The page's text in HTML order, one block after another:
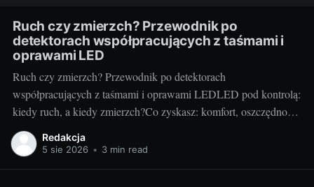
Ruch czy zmierzch? Przewodnik po
detektorach współpracujących z taśmami i
oprawami LED
Ruch czy zmierzch? Przewodnik po detektorach
współpracujących z taśmami i oprawami LEDLED pod kontrolą:
kiedy ruch, a kiedy zmierzch?Co zyskasz: komfort, oszczędność
energii, bezpieczeństwoAutomatyczne sterowanie światłem to
mały detal, który zmienia codzienność. Wygoda (światło włącza
Redakcja
5 sie 2026 • 3 min read